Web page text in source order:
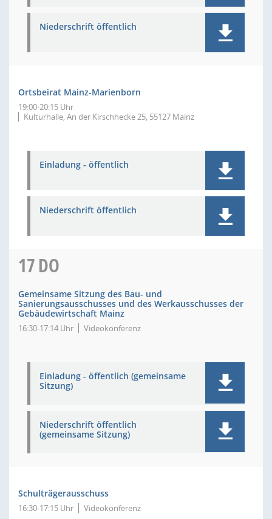
Niederschrift öffentlich
Ortsbeirat Mainz-Marienborn
19:00-20:15 Uhr
Kulturhalle, An der Kirschhecke 25, 55127 Mainz
Einladung - öffentlich
Niederschrift öffentlich
17DO
Gemeinsame Sitzung des Bau- und
Sanierungsausschusses und des Werkausschusses der
Gebäudewirtschaft Mainz
16:30-17:14 Uhr Videokonferenz
Einladung - öffentlich (gemeinsame
Sitzung)
Niederschrift öffentlich
(gemeinsame Sitzung)
Schulträgerausschuss
16:30-17:15 Uhr Videokonferenz